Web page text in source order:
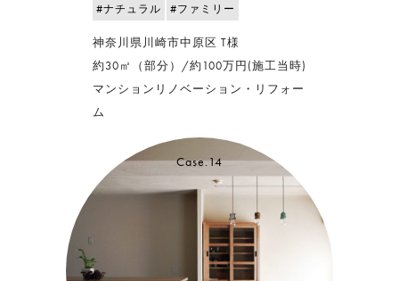
#ナチュラル #ファミリー
神奈川県川崎市中原区 T様
約30㎡（部分）/約100万円(施工当時)
マンションリノベーション・リフォー
ム
Case.14